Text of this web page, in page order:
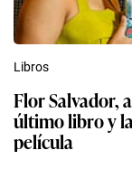
Libros
Flor Salvador,
último libro y
película